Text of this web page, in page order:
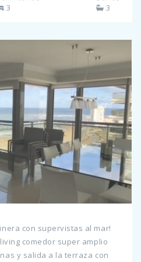
dobles, aire acondiciodo.
USD 12000 2ª Quin. Febrero:
información!
3
3
con supervistas al mar!
comedor super amplio
y salida a la terraza con